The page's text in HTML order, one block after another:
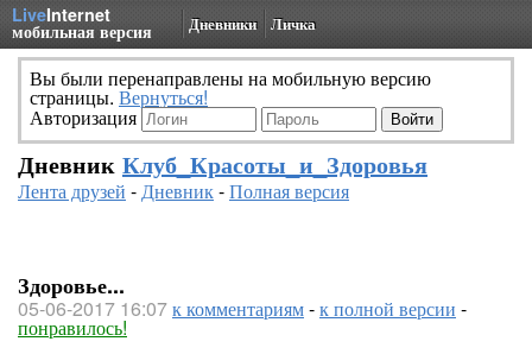
LiveInternet
мобильная версия Дневники Личка
Вы были перенаправлены на мобильную версию
страницы. Вернуться!
Авторизация
Дневник Клуб_Красоты_и_Здоровья
Лента друзей -Дневник-Полная версия
Здоровье...
05-06-2017 16:07к комментариям-к полной версии -
понравилось!